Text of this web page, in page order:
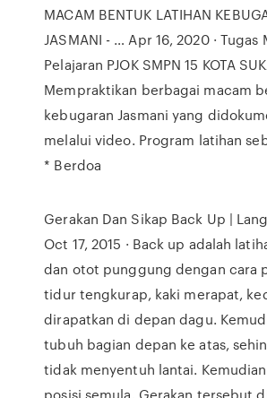
MACAM BENTUK LATIHAN
JASMANI - … Apr 16, 2020 · Tugas
Pelajaran PJOK SMPN 15 KOTA
Mempraktikan berbagai macam
kebugaran Jasmani yang
melalui video. Program latihan
* Berdoa
Gerakan Dan Sikap Back Up |
Oct 17, 2015 · Back up adalah
dan otot punggung dengan cara
tidur tengkurap, kaki merapat,
dirapatkan di depan dagu.
tubuh bagian depan ke atas,
tidak menyentuh lantai.
posisi semula. Gerakan tersebut